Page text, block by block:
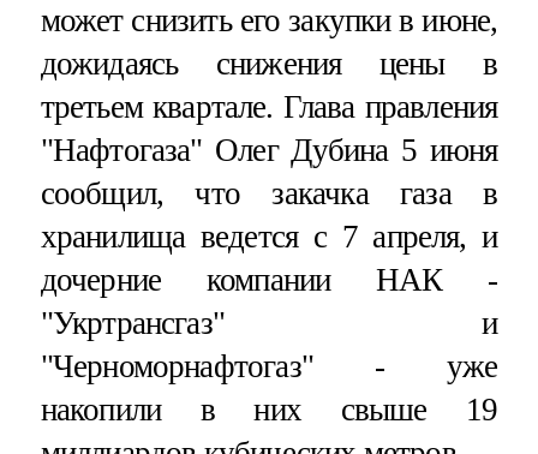
может снизить его закупки в июне,
дожидаясь снижения цены в
третьем квартале. Глава правления
"Нафтогаза" Олег Дубина 5 июня
сообщил, что закачка газа в
хранилища ведется с 7 апреля, и
дочерние компании НАК -
"Укртрансгаз" и
"Черноморнафтогаз" - уже
накопили в них свыше 19